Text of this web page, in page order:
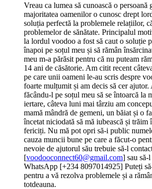
Vreau ca lumea să cunoască o persoană
majoritatea oamenilor o cunosc drept
soluția perfectă la problemele relațiilor,
problemelor de sănătate. Principalul
la lordul voodoo a fost să caut o soluție
înapoi pe soțul meu și să rămân
meu m-a părăsit pentru că nu puteam
14 ani de căsătorie. Am citit recent
pe care unii oameni le-au scris despre
foarte mulțumit și am decis să cer ajutor.
făcându-l pe soțul meu să se întoarcă la
iertare, câteva luni mai târziu am
mamă mândră de gemeni, un băiat și o
încetat niciodată să mă iubească și trăim
fericiți. Nu mă pot opri să-i public
cauza muncii bune pe care a făcut-o
nevoie de ajutorul său trebuie să-l
[voodooconnect60@gmail.com] sau să-
WhatsApp [+234 8097014925] Puteți
pentru a vă rezolva problemele și a
totdeauna.